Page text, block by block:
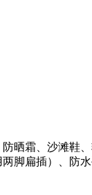
晒霜、沙滩鞋、
脚扁插）、防水